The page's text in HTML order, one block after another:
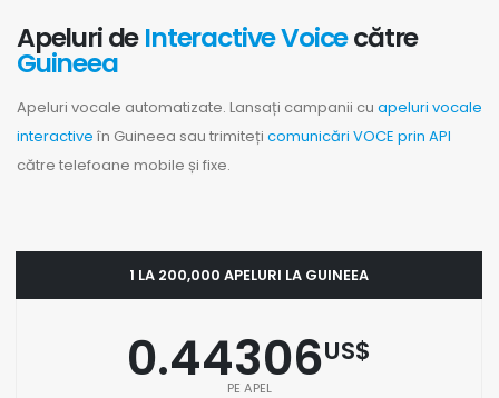
Apeluri deInteractive Voicecătre
Guineea
Apeluri vocale automatizate. Lansați campanii cu apeluri vocale
interactive în Guineea sau trimiteți comunicări VOCE prin API
către telefoane mobile și fixe.
1 LA 200,000 APELURI LA GUINEEA
0.44306US$
PE APEL